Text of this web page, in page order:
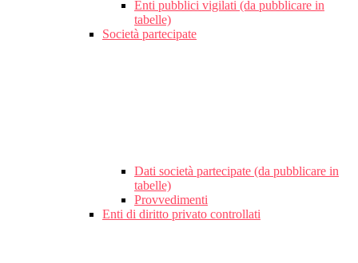
Enti pubblici vigilati (da pubblicare in
tabelle)
Società partecipate
Dati società partecipate (da pubblicare in
tabelle)
Provvedimenti
Enti di diritto privato controllati